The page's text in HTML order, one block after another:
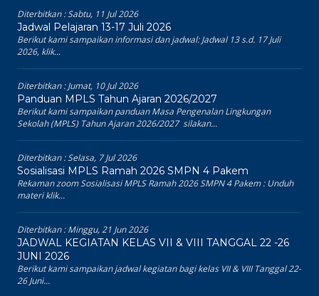
Diterbitkan :Sabtu, 11 Jul 2026
Jadwal Pelajaran 13-17 Juli 2026
Berikut kami sampaikan informasi dan jadwal: Jadwal 13 s.d. 17 Juli
2026, klik...
Diterbitkan :Jumat, 10 Jul 2026
Panduan MPLS Tahun Ajaran 2026/2027
Berikut kami sampaikan panduan Masa Pengenalan Lingkungan
Sekolah (MPLS) Tahun Ajaran 2026/2027 silakan...
Diterbitkan :Selasa, 7 Jul 2026
Sosialisasi MPLS Ramah 2026 SMPN 4 Pakem
Rekaman zoom Sosialisasi MPLS Ramah 2026 SMPN 4 Pakem : Unduh
materi klik...
Diterbitkan :Minggu, 21 Jun 2026
JADWAL KEGIATAN KELAS VII & VIII TANGGAL 22 -26
JUNI 2026
Berikut kami sampaikan jadwal kegiatan bagi kelas VII & VIII Tanggal 22-
26 Juni...